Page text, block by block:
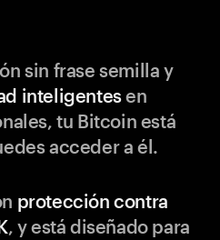
sin frase semilla y
inteligentesen
tu Bitcoin está
acceder a él.
protección contra
, y está diseñado para